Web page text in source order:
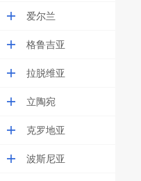
爱尔兰
格鲁吉亚
拉脱维亚
立陶宛
克罗地亚
波斯尼亚